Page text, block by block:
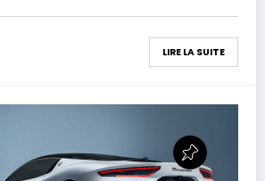
LIRE LA SUITE